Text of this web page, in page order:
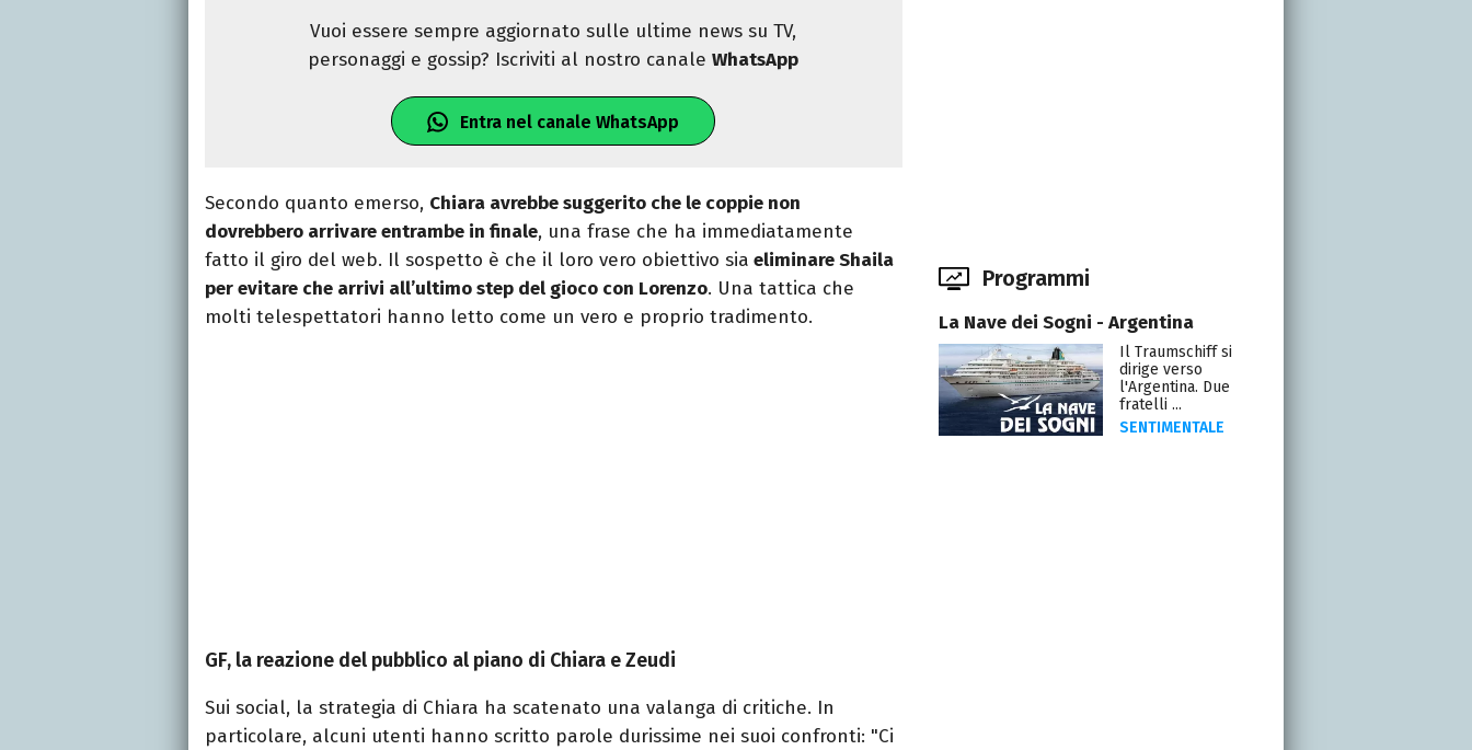
Vuoi essere sempre aggiornato sulle ultime news su TV,
personaggi e gossip? Iscriviti al nostro canaleWhatsApp
Entra nel canale WhatsApp
Secondo quanto emerso, Chiara avrebbe suggerito che le coppie non
dovrebbero arrivare entrambe in finale, una frase che ha immediatamente
fatto il giro del web. Il sospetto è che il loro vero obiettivo sia eliminare Shaila
per evitare che arrivi all’ultimo step del gioco con Lorenzo. Una tattica che
molti telespettatori hanno letto come un vero e proprio tradimento.
GF, la reazione del pubblico al piano di Chiara e Zeudi
Sui social, la strategia di Chiara ha scatenato una valanga di critiche. In
particolare, alcuni utenti hanno scritto parole durissime nei suoi confronti: "Ci
Programmi
La Nave dei Sogni - Argentina
Il Traumschiff si
dirige verso
l'Argentina. Due
fratelli ...
SENTIMENTALE